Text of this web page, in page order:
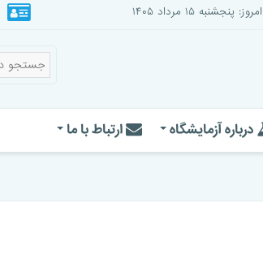
امروز: پنجشنبه ۱۵ مرداد ۱۴۰۵
درباره آزمایشگاه ارتباط با ما